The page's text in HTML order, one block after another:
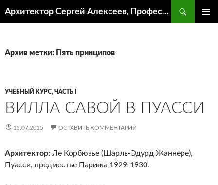
Архитектор Сергей Алексеев, Профессор кафедры ИА и АР ААИ ЮФУ
Архив метки: Пять принципов
УЧЕБНЫЙ КУРС, ЧАСТЬ I
ВИЛЛА САВОЙ В ПУАССИ
15.07.2015 ОСТАВИТЬ КОММЕНТАРИЙ
Архитектор: Ле Корбюзье (Шарль-Эдурд Жаннере),
Пуасси, предместье Парижа 1929-1930.